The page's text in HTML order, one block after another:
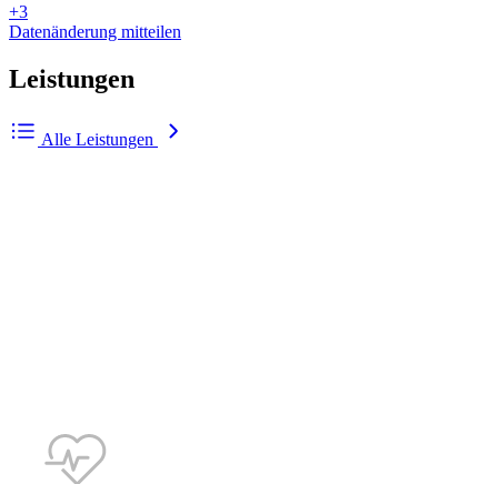
+3
Datenänderung mitteilen
Leistungen
Alle Leistungen